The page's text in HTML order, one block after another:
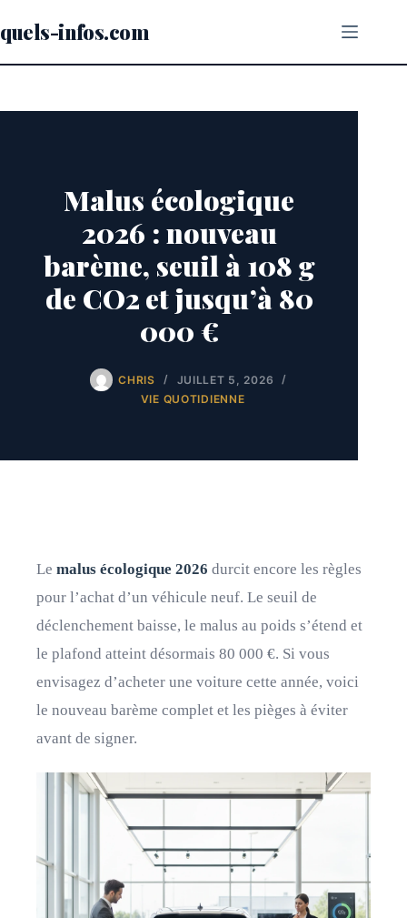
au
contenu
quels-infos.com
Malus écologique
2026 : nouveau
barème, seuil à 108 g
de CO2 et jusqu’à 80
000 €
CHRIS
JUILLET 5, 2026
VIE QUOTIDIENNE
Le malus écologique 2026 durcit encore les règles
pour l’achat d’un véhicule neuf. Le seuil de
déclenchement baisse, le malus au poids s’étend et
le plafond atteint désormais 80 000 €. Si vous
envisagez d’acheter une voiture cette année, voici
le nouveau barème complet et les pièges à éviter
avant de signer.